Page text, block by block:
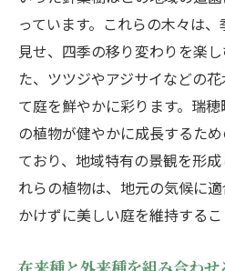
っています。これらの木々は
見せ、四季の移り変わりを楽
た、ツツジやアジサイなどの
て庭を鮮やかに彩ります。瑞
の植物が健やかに成長するた
ており、地域特有の景観を形
れらの植物は、地元の気候に
かけずに美しい庭を維持するこ